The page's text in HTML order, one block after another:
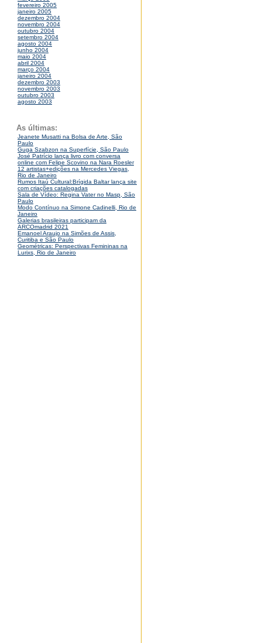
fevereiro 2005
janeiro 2005
dezembro 2004
novembro 2004
outubro 2004
setembro 2004
agosto 2004
junho 2004
maio 2004
abril 2004
março 2004
janeiro 2004
dezembro 2003
novembro 2003
outubro 2003
agosto 2003
As últimas:
Jeanete Musatti na Bolsa de Arte, São
Paulo
Guga Szabzon na Superfície, São Paulo
José Patrício lança livro com conversa
online com Felipe Scovino na Nara Roesler
12 artistas+edições na Mercedes Viegas,
Rio de Janeiro
Rumos Itaú Cultural:Brígida Baltar lança site
com criações catalogadas
Sala de Vídeo: Regina Vater no Masp, São
Paulo
Modo Contínuo na Simone Cadinelli, Rio de
Janeiro
Galerias brasileiras participam da
ARCOmadrid 2021
Emanoel Araujo na Simões de Assis,
Curitiba e São Paulo
Geométricas: Perspectivas Femininas na
Lurixs, Rio de Janeiro